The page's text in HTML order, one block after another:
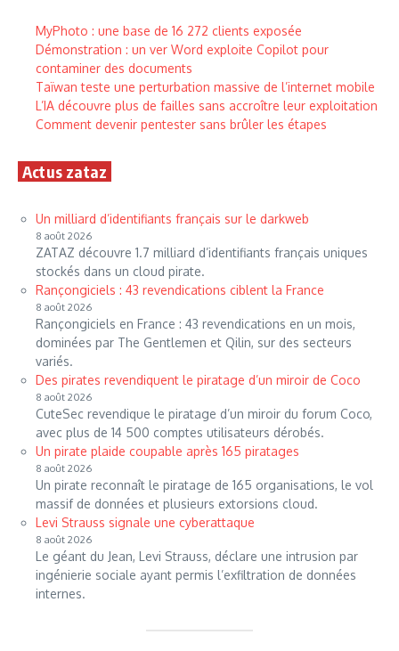
MyPhoto : une base de 16 272 clients exposée
Démonstration : un ver Word exploite Copilot pour
contaminer des documents
Taïwan teste une perturbation massive de l’internet mobile
L’IA découvre plus de failles sans accroître leur exploitation
Comment devenir pentester sans brûler les étapes
Actus zataz
Un milliard d’identifiants français sur le darkweb
8 août 2026
ZATAZ découvre 1.7 milliard d’identifiants français uniques
stockés dans un cloud pirate.
Rançongiciels : 43 revendications ciblent la France
8 août 2026
Rançongiciels en France : 43 revendications en un mois,
dominées par The Gentlemen et Qilin, sur des secteurs
variés.
Des pirates revendiquent le piratage d’un miroir de Coco
8 août 2026
CuteSec revendique le piratage d’un miroir du forum Coco,
avec plus de 14 500 comptes utilisateurs dérobés.
Un pirate plaide coupable après 165 piratages
8 août 2026
Un pirate reconnaît le piratage de 165 organisations, le vol
massif de données et plusieurs extorsions cloud.
Levi Strauss signale une cyberattaque
8 août 2026
Le géant du Jean, Levi Strauss, déclare une intrusion par
ingénierie sociale ayant permis l’exfiltration de données
internes.